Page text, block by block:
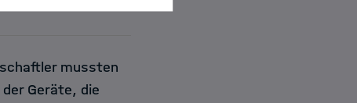
mussten
Geräte, die